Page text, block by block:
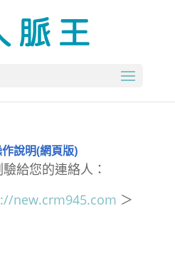
說明(網頁版)
給您的連絡人：
new.crm945.com ＞